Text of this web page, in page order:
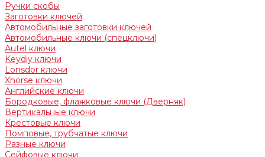
Ручки скобы
Заготовки ключей
Автомобильные заготовки ключей
Автомобильные ключи (спецключи)
Autel ключи
Keydiy ключи
Lonsdor ключи
Xhorse ключи
Английские ключи
Бородковые, флажковые ключи (Дверняк)
Вертикальные ключи
Крестовые ключи
Помповые, трубчатые ключи
Разные ключи
Сейфовые ключи